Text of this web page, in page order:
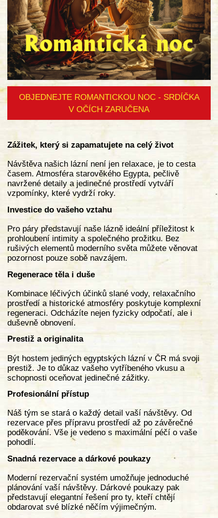
OBJEDNEJTE ROMANTICKOU NOC - SRDÍČKA
V OČÍCH ZARUČENA
Zážitek, který si zapamatujete na celý život
Návštěva našich lázní není jen relaxace, je to cesta
časem. Atmosféra starověkého Egypta, pečlivě
navržené detaily a jedinečné prostředí vytváří
vzpomínky, které vydrží roky.
Investice do vašeho vztahu
Pro páry představují naše lázně ideální příležitost k
prohloubení intimity a společného prožitku. Bez
rušivých elementů moderního světa můžete věnovat
pozornost pouze sobě navzájem.
Regenerace těla i duše
Kombinace léčivých účinků slané vody, relaxačního
prostředí a historické atmosféry poskytuje komplexní
regeneraci. Odcházíte nejen fyzicky odpočatí, ale i
duševně obnovení.
Prestiž a originalita
Být hostem jediných egyptských lázní v ČR má svoji
prestiž. Je to důkaz vašeho vytříbeného vkusu a
schopnosti oceňovat jedinečné zážitky.
Profesionální přístup
Náš tým se stará o každý detail vaší návštěvy. Od
rezervace přes přípravu prostředí až po závěrečné
poděkování. Vše je vedeno s maximální péčí o vaše
pohodlí.
Snadná rezervace a dárkové poukazy
Moderní rezervační systém umožňuje jednoduché
plánování vaší návštěvy. Dárkové poukazy pak
představují elegantní řešení pro ty, kteří chtějí
obdarovat své blízké něčím výjimečným.